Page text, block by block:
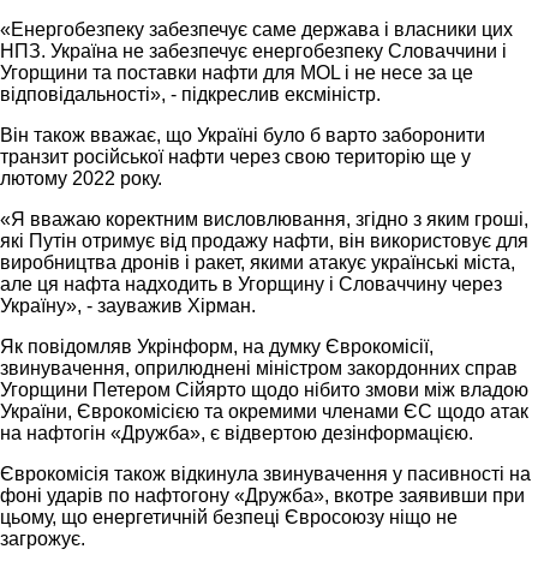
«Енергобезпеку забезпечує саме держава і власники цих
НПЗ. Україна не забезпечує енергобезпеку Словаччини і
Угорщини та поставки нафти для MOL і не несе за це
відповідальності», - підкреслив ексміністр.
Він також вважає, що Україні було б варто заборонити
транзит російської нафти через свою територію ще у
лютому 2022 року.
«Я вважаю коректним висловлювання, згідно з яким гроші,
які Путін отримує від продажу нафти, він використовує для
виробництва дронів і ракет, якими атакує українські міста,
але ця нафта надходить в Угорщину і Словаччину через
Україну», - зауважив Хірман.
Як повідомляв Укрінформ, на думку Єврокомісії,
звинувачення, оприлюднені міністром закордонних справ
Угорщини Петером Сійярто щодо нібито змови між владою
України, Єврокомісією та окремими членами ЄС щодо атак
на нафтогін «Дружба», є відвертою дезінформацією.
Єврокомісія також відкинула звинувачення у пасивності на
фоні ударів по нафтогону «Дружба», вкотре заявивши при
цьому, що енергетичній безпеці Євросоюзу ніщо не
загрожує.